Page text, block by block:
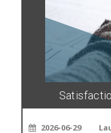
2026-06-29